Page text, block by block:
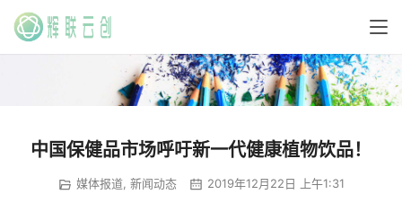
中国保健品市场呼吁新一代健康植物饮品！
媒体报道, 新闻动态 2019年12月22日 上午1:31